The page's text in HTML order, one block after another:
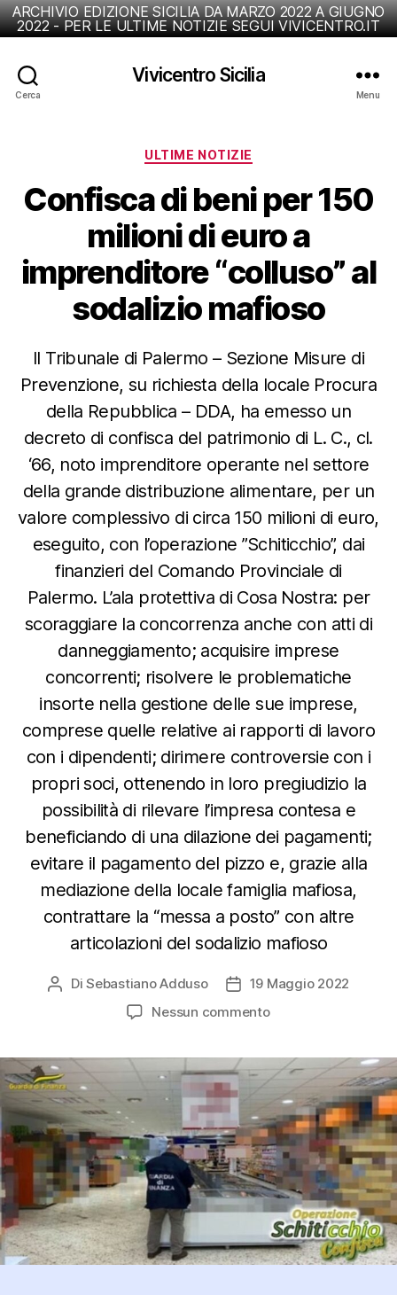
ARCHIVIO EDIZIONE SICILIA DA MARZO 2022 A GIUGNO
2022 - PER LE ULTIME NOTIZIE SEGUI VIVICENTRO.IT
Cerca
Vivicentro Sicilia
Menu
Categorie
ULTIME NOTIZIE
Confisca di beni per 150
milioni di euro a
imprenditore “colluso” al
sodalizio mafioso
Il Tribunale di Palermo – Sezione Misure di
Prevenzione, su richiesta della locale Procura
della Repubblica – DDA, ha emesso un
decreto di confisca del patrimonio di L. C., cl.
‘66, noto imprenditore operante nel settore
della grande distribuzione alimentare, per un
valore complessivo di circa 150 milioni di euro,
eseguito, con l’operazione ”Schiticchio”, dai
finanzieri del Comando Provinciale di
Palermo. L’ala protettiva di Cosa Nostra: per
scoraggiare la concorrenza anche con atti di
danneggiamento; acquisire imprese
concorrenti; risolvere le problematiche
insorte nella gestione delle sue imprese,
comprese quelle relative ai rapporti di lavoro
con i dipendenti; dirimere controversie con i
propri soci, ottenendo in loro pregiudizio la
possibilità di rilevare l’impresa contesa e
beneficiando di una dilazione dei pagamenti;
evitare il pagamento del pizzo e, grazie alla
mediazione della locale famiglia mafiosa,
contrattare la “messa a posto” con altre
articolazioni del sodalizio mafioso
Autore
DiSebastiano Adduso
Data19 Maggio 2022
Nessun commentosu
beni
per
150
milioni
di
euro
a
imprenditore
“colluso”
al
sodalizio